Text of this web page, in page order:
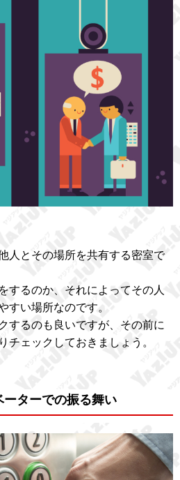
人とその場所を共有する密室で
するのか、それによってその人
すい場所なのです。
するのも良いですが、その前に
チェックしておきましょう。
ターでの振る舞い